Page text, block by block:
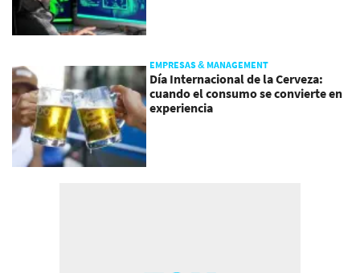
EMPRESAS & MANAGEMENT
Día Internacional de la Cerveza:
cuando el consumo se convierte en
experiencia